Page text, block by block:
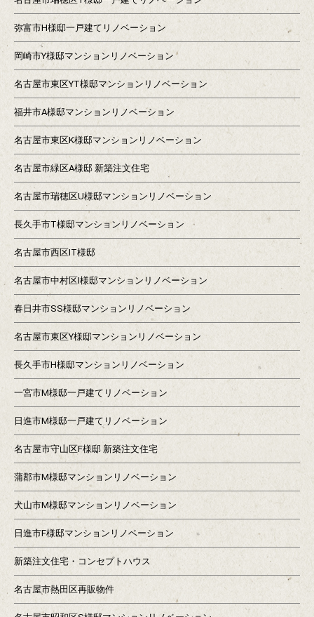
弥富市H様邸一戸建てリノベーション
岡崎市Y様邸マンションリノベーション
名古屋市東区YT様邸マンションリノベーション
福井市A様邸マンションリノベーション
名古屋市東区K様邸マンションリノベーション
名古屋市緑区A様邸 新築注文住宅
名古屋市瑞穂区U様邸マンションリノベーション
長久手市T様邸マンションリノベーション
名古屋市西区IT様邸
名古屋市中村区I様邸マンションリノベーション
春日井市SS様邸マンションリノベーション
名古屋市東区Y様邸マンションリノベーション
長久手市H様邸マンションリノベーション
一宮市M様邸一戸建てリノベーション
日進市M様邸一戸建てリノベーション
名古屋市守山区F様邸 新築注文住宅
蒲郡市M様邸マンションリノベーション
犬山市M様邸マンションリノベーション
日進市F様邸マンションリノベーション
新築注文住宅・コンセプトハウス
名古屋市熱田区再販物件